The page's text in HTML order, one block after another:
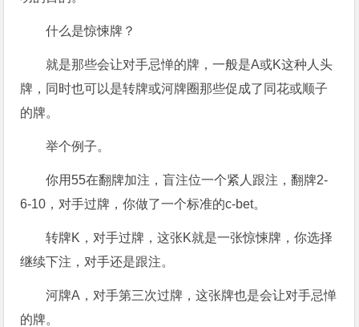
什么是惊悚牌？
就是那些会让对手忌惮的牌，一般是A或K这种人头
牌，同时也可以是转牌或河牌圈那些促成了同花或顺子
的牌。
举个例子。
你用55在翻牌加注，盲注位一个紧人跟注，翻牌2-
6-10，对手过牌，你做了一个标准的c-bet。
转牌K，对手过牌，这张K就是一张惊悚牌，你选择
继续下注，对手还是跟注。
河牌A，对手第三次过牌，这张牌也是会让对手忌惮
的牌。